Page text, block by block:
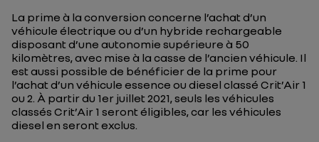
La prime à la conversion concerne l’achat d’un
véhicule électrique ou d’un hybride rechargeable
disposant d’une autonomie supérieure à 50
kilomètres, avec mise à la casse de l’ancien véhicule. Il
est aussi possible de bénéficier de la prime pour
l’achat d’un véhicule essence ou diesel classé Crit’Air 1
ou 2. À partir du 1er juillet 2021, seuls les véhicules
classés Crit’Air 1 seront éligibles, car les véhicules
diesel en seront exclus.